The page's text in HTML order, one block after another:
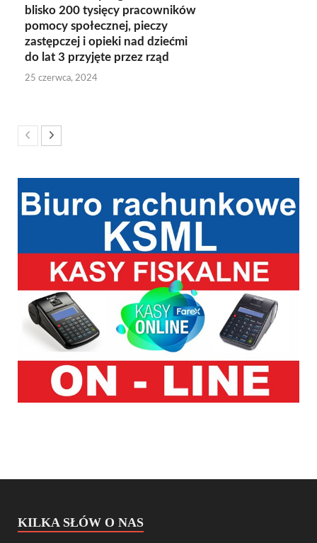
blisko 200 tysięcy pracowników
pomocy społecznej, pieczy
zastępczej i opieki nad dziećmi
do lat 3 przyjęte przez rząd
25 czerwca, 2024
KILKA SŁÓW O NAS